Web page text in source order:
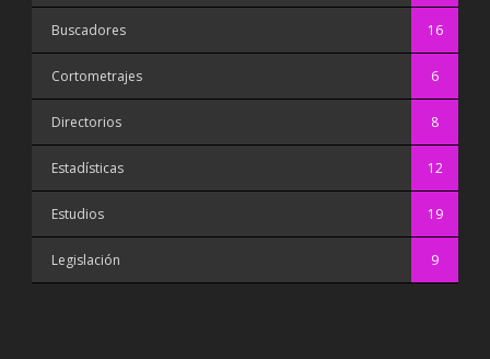
Buscadores 16
Cortometrajes 6
Directorios 8
Estadísticas 12
Estudios 19
Legislación 9